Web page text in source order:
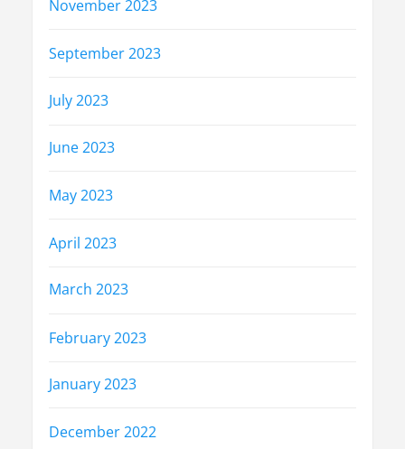
November 2023
September 2023
July 2023
June 2023
May 2023
April 2023
March 2023
February 2023
January 2023
December 2022